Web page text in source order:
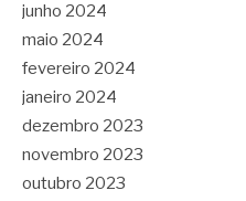
junho 2024
maio 2024
fevereiro 2024
janeiro 2024
dezembro 2023
novembro 2023
outubro 2023